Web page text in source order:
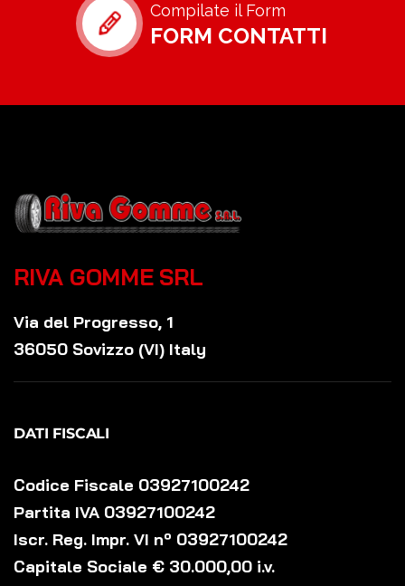
Compilate il Form
FORM CONTATTI
RIVA GOMME SRL
Via del Progresso, 1
36050 Sovizzo (VI) Italy
DATI FISCALI
Codice Fiscale 03927100242
Partita IVA 03927100242
Iscr. Reg. Impr. VI nº 03927100242
Capitale Sociale € 30.000,00 i.v.